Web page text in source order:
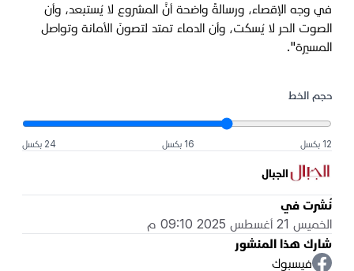
في وجه الإقصاء، ورسالةً واضحة أنَّ المشروع لا يُستبعد، وأن
الصوت الحر لا يُسكت، وأن الدماء تمتد لتصونَ الأمانة وتواصل
المسيرة".
حجم الخط
12 بكسل 16 بكسل 24 بكسل
الجبال
نُشرت في
الخميس 21 أغسطس 2025 09:10 م
شارك هذا المنشور
فيسبوك